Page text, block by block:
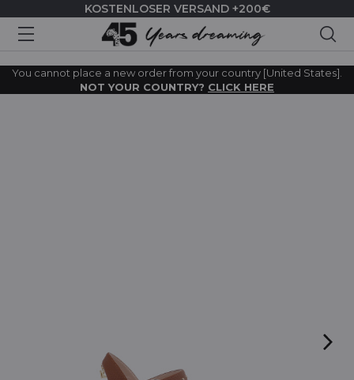
KOSTENLOSER VERSAND +200€
You cannot place a new order from your country [United States].
NOT YOUR COUNTRY? CLICK HERE